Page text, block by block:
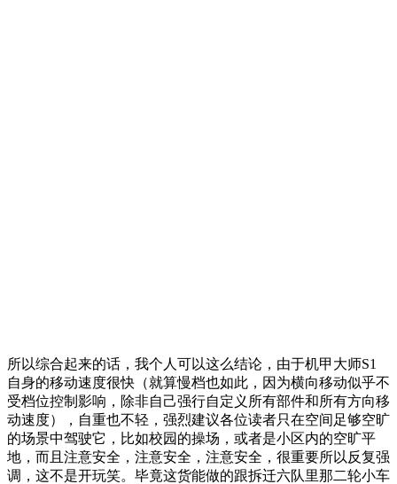
所以综合起来的话，我个人可以这么结论，由于机甲大师S1
自身的移动速度很快（就算慢档也如此，因为横向移动似乎不
受档位控制影响，除非自己强行自定义所有部件和所有方向移
动速度），自重也不轻，强烈建议各位读者只在空间足够空旷
的场景中驾驶它，比如校园的操场，或者是小区内的空旷平
地，而且注意安全，注意安全，注意安全，很重要所以反复强
调，这不是开玩笑。毕竟这货能做的跟拆迁六队里那二轮小车